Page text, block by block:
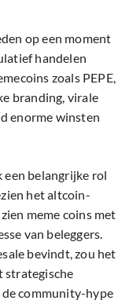
op een moment
handelen
zoals PEPE,
branding, virale
enorme winsten
belangrijke rol
het altcoin-
meme coins met
van beleggers.
bevindt, zou het
strategische
community-hype